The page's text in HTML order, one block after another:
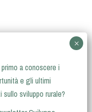
a conoscere i
e gli ultimi
sviluppo rurale?